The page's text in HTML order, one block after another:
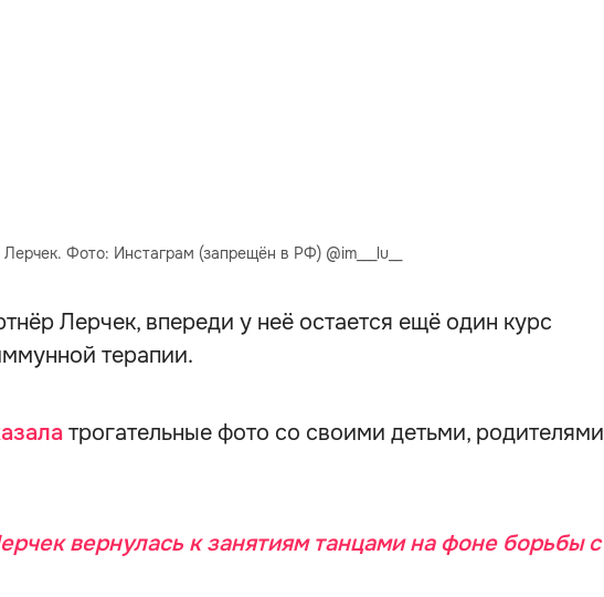
Лерчек. Фото: Инстаграм (запрещён в РФ) @im___lu__
Лерчек, впереди у неё остается ещё один курс
терапии.
трогательные фото со своими детьми, родителями
вернулась к занятиям танцами на фоне борьбы с